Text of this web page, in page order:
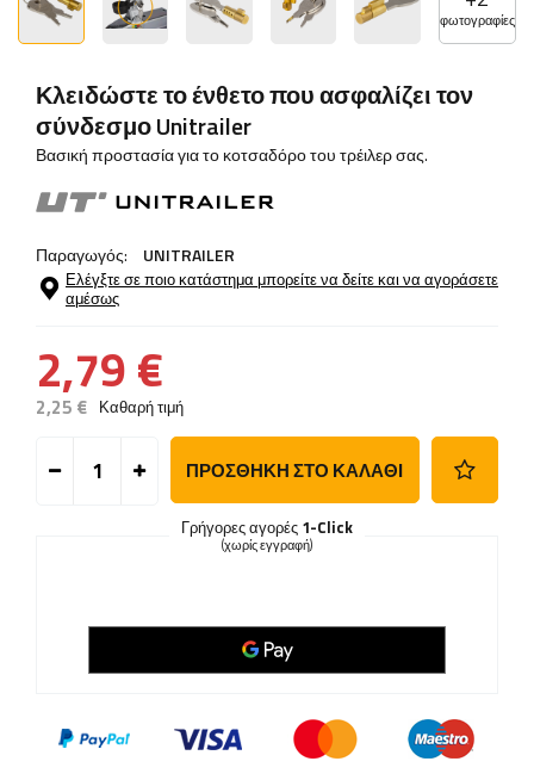
φωτογραφίες
Κλειδώστε το ένθετο που ασφαλίζει τον
σύνδεσμο Unitrailer
Βασική προστασία για το κοτσαδόρο του τρέιλερ σας.
Παραγωγός: UNITRAILER
Ελέγξτε σε ποιο κατάστημα μπορείτε να δείτε και να αγοράσετε
αμέσως
2,79 €
2,25 € Καθαρή τιμή
ΠΡΟΣΘΉΚΗ ΣΤΟ ΚΑΛΆΘΙ
Γρήγορες αγορές 1-Click
(χωρίς εγγραφή)